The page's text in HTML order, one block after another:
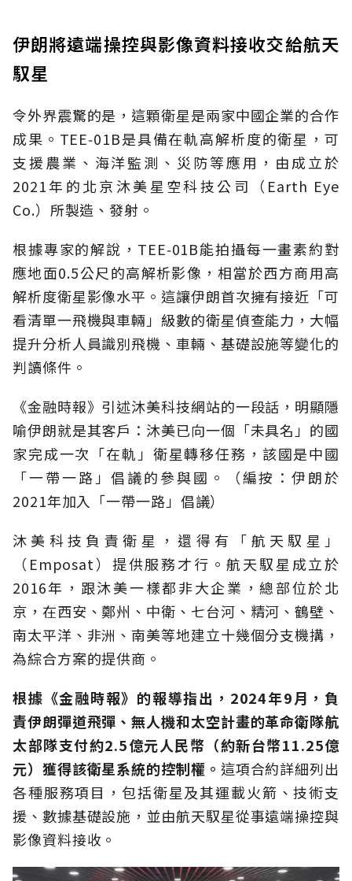
伊朗將遠端操控與影像資料接收交給航天
馭星
令外界震驚的是，這顆衛星是兩家中國企業的合作
成果。TEE‑01B是具備在軌高解析度的衛星，可
支援農業、海洋監測、災防等應用，由成立於
2021年的北京沐美星空科技公司（Earth Eye
Co.）所製造、發射。
根據專家的解說，TEE‑01B能拍攝每一畫素約對
應地面0.5公尺的高解析影像，相當於西方商用高
解析度衛星影像水平。這讓伊朗首次擁有接近「可
看清單一飛機與車輛」級數的衛星偵查能力，大幅
提升分析人員識別飛機、車輛、基礎設施等變化的
判讀條件。
《金融時報》引述沐美科技網站的一段話，明顯隱
喻伊朗就是其客戶：沐美已向一個「未具名」的國
家完成一次「在軌」衛星轉移任務，該國是中國
「一帶一路」倡議的參與國。（編按：伊朗於
2021年加入「一帶一路」倡議）
沐美科技負責衛星，還得有「航天馭星」
（Emposat）提供服務才行。航天馭星成立於
2016年，跟沐美一樣都非大企業，總部位於北
京，在西安、鄭州、中衛、七台河、精河、鶴壁、
南太平洋、非洲、南美等地建立十幾個分支機搆，
為綜合方案的提供商。
根據《金融時報》的報導指出，2024年9月，負
責伊朗彈道飛彈、無人機和太空計畫的革命衛隊航
太部隊支付約2.5億元人民幣（約新台幣11.25億
元）獲得該衛星系統的控制權。 這項合約詳細列出
各種服務項目，包括衛星及其運載火箭、技術支
援、數據基礎設施，並由航天馭星從事遠端操控與
影像資料接收。